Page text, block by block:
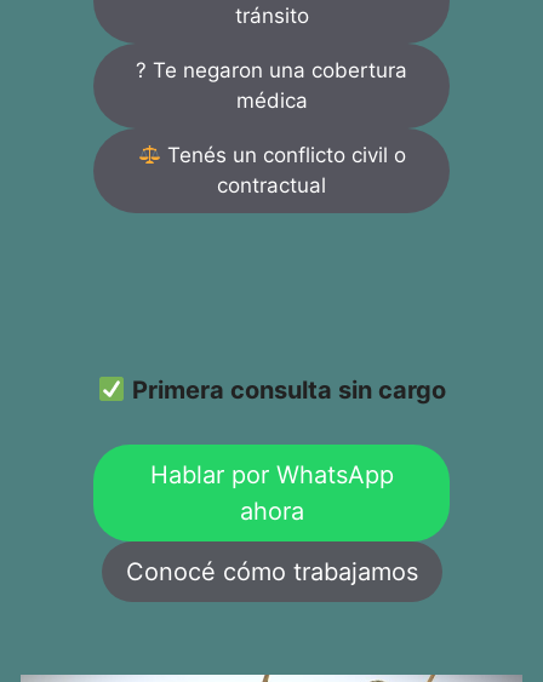
tránsito
? Te negaron una cobertura
médica
Tenés un conflicto civil o
contractual
Primera consulta sin cargo
Hablar por WhatsApp
ahora
Conocé cómo trabajamos